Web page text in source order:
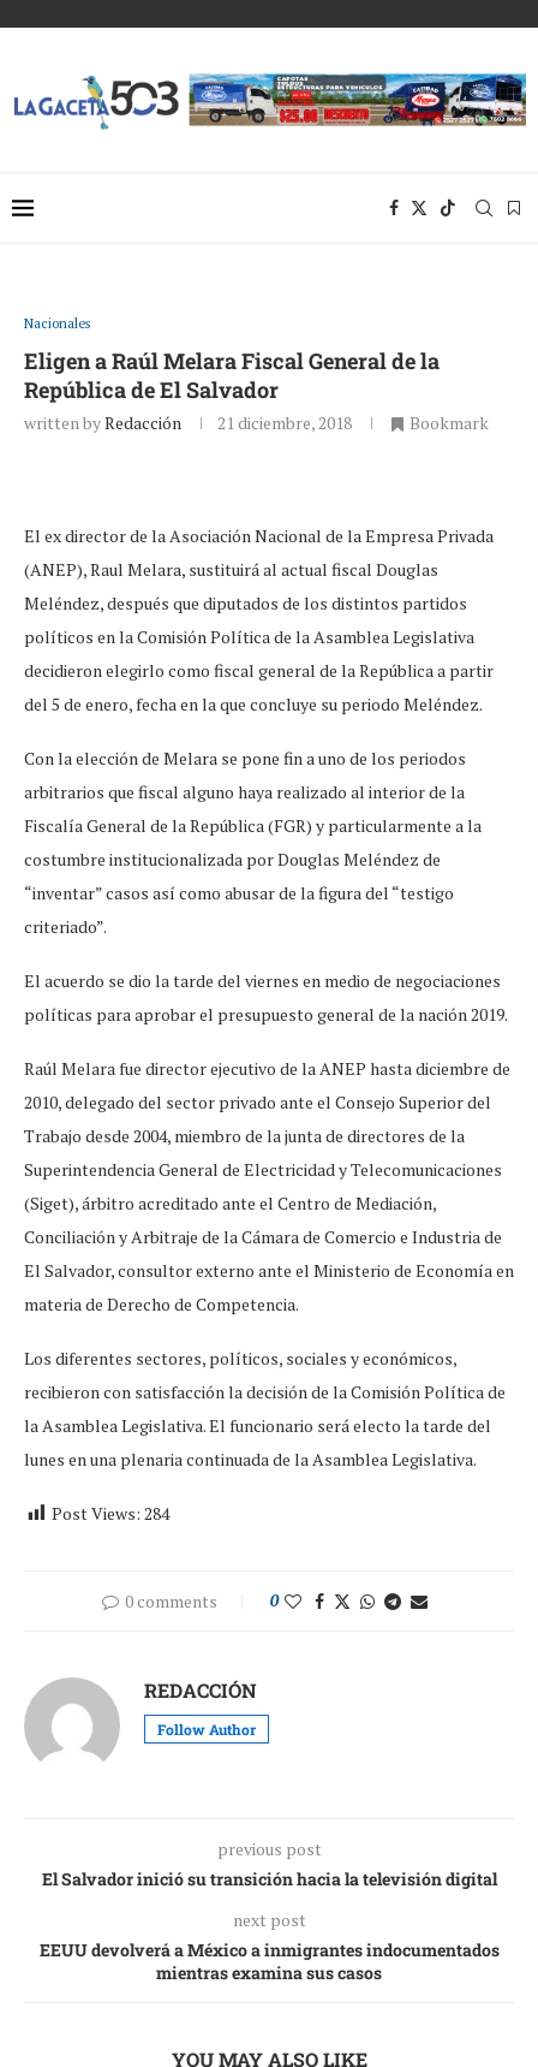
Nacionales
Eligen a Raúl Melara Fiscal General de la
República de El Salvador
written byRedacción 21 diciembre, 2018 Bookmark
El ex director de la Asociación Nacional de la Empresa Privada
(ANEP), Raul Melara, sustituirá al actual fiscal Douglas
Meléndez, después que diputados de los distintos partidos
políticos en la Comisión Política de la Asamblea Legislativa
decidieron elegirlo como fiscal general de la República a partir
del 5 de enero, fecha en la que concluye su periodo Meléndez.
Con la elección de Melara se pone fin a uno de los periodos
arbitrarios que fiscal alguno haya realizado al interior de la
Fiscalía General de la República (FGR) y particularmente a la
costumbre institucionalizada por Douglas Meléndez de
“inventar” casos así como abusar de la figura del “testigo
criteriado”.
El acuerdo se dio la tarde del viernes en medio de negociaciones
políticas para aprobar el presupuesto general de la nación 2019.
Raúl Melara fue director ejecutivo de la ANEP hasta diciembre de
2010, delegado del sector privado ante el Consejo Superior del
Trabajo desde 2004, miembro de la junta de directores de la
Superintendencia General de Electricidad y Telecomunicaciones
(Siget), árbitro acreditado ante el Centro de Mediación,
Conciliación y Arbitraje de la Cámara de Comercio e Industria de
El Salvador, consultor externo ante el Ministerio de Economía en
materia de Derecho de Competencia.
Los diferentes sectores, políticos, sociales y económicos,
recibieron con satisfacción la decisión de la Comisión Política de
la Asamblea Legislativa. El funcionario será electo la tarde del
lunes en una plenaria continuada de la Asamblea Legislativa.
Post Views: 284
0 comments 0
REDACCIÓN
Follow Author
previous post
El Salvador inició su transición hacia la televisión digital
next post
EEUU devolverá a México a inmigrantes indocumentados
mientras examina sus casos
YOU MAY ALSO LIKE